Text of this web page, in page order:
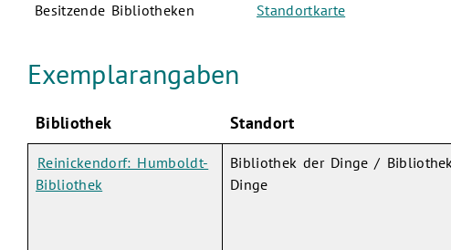
Besitzende Bibliotheken
Standortkarte
Exemplarangaben
Bibliothek Standort
Reinickendorf: Humboldt-
Bibliothek
Bibliothek der Dinge /
Dinge